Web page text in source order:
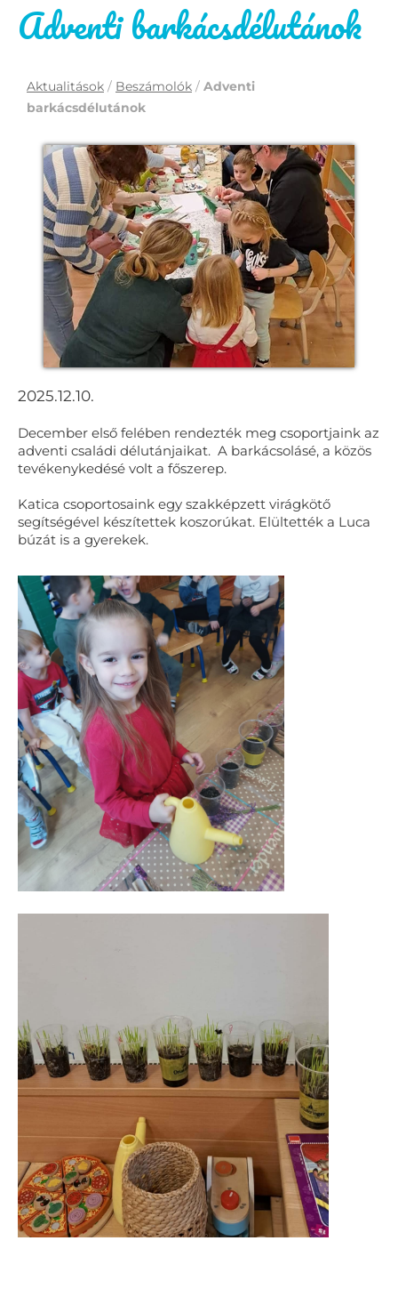
Adventi barkácsdélutánok
Aktualitások / Beszámolók / Adventi
barkácsdélutánok
2025.12.10.
December első felében rendezték meg csoportjaink az
adventi családi délutánjaikat. A barkácsolásé, a közös
tevékenykedésé volt a főszerep.
Katica csoportosaink egy szakképzett virágkötő
segítségével készítettek koszorúkat. Elültették a Luca
búzát is a gyerekek.